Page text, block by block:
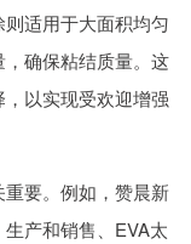
适用于大面积均匀
确保粘结质量。这
以实现受欢迎增强
要。例如，赞晨新
产和销售、EVA太